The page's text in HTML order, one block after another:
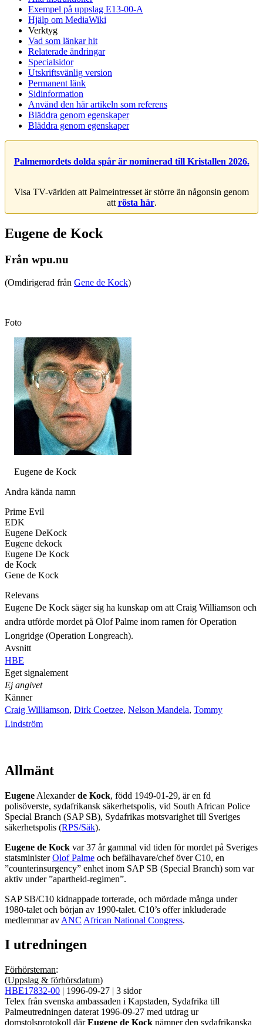
Exempel på uppslag E13-00-A
Hjälp om MediaWiki
Verktyg
Vad som länkar hit
Relaterade ändringar
Specialsidor
Utskriftsvänlig version
Permanent länk
Sidinformation
Använd den här artikeln som referens
Bläddra genom egenskaper
Bläddra genom egenskaper
Palmemordets dolda spår är nominerad till Kristallen 2026.
Visa TV-världen att Palmeintresset är större än någonsin genom
att rösta här.
Eugene de Kock
Från wpu.nu
(Omdirigerad från Gene de Kock)
Foto
Eugene de Kock
Andra kända namn
Prime Evil
EDK
Eugene DeKock
Eugene dekock
Eugene De Kock
de Kock
Gene de Kock
Relevans
Eugene De Kock säger sig ha kunskap om att Craig Williamson och
andra utförde mordet på Olof Palme inom ramen för Operation
Longridge (Operation Longreach).
Avsnitt
HBE
Eget signalement
Ej angivet
Känner
Craig Williamson, Dirk Coetzee, Nelson Mandela, Tommy
Lindström
Allmänt
Eugene Alexanderde Kock, född 1949-01-29, är en fd
polisöverste, sydafrikansk säkerhetspolis, vid South African Police
Special Branch (SAP SB), Sydafrikas motsvarighet till Sveriges
säkerhetspolis (RPS/Säk).
Eugene de Kock var 37 år gammal vid tiden för mordet på Sveriges
statsministerOlof Palme och befälhavare/chef över C10, en
”counterinsurgency” enhet inom SAP SB (Special Branch) som var
aktiv under ”apartheid-regimen”.
SAP SB/C10 kidnappade torterade, och mördade många under
1980-talet och början av 1990-talet. C10’s offer inkluderade
medlemmar av ANC African National Congress.
I utredningen
Förhörsteman:
(Uppslag & förhörsdatum)
HBE17832-00 | 1996-09-27 | 3 sidor
Telex från svenska ambassaden i Kapstaden, Sydafrika till
Palmeutredningen daterat 1996-09-27 med utdrag ur
domstolsprotokoll därEugene de Kock nämner den sydafrikanska